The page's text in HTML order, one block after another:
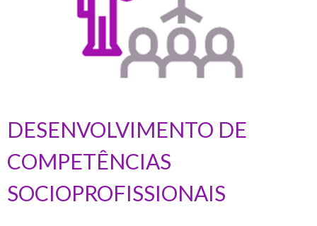
DESENVOLVIMENTO DE
COMPETÊNCIAS
SOCIOPROFISSIONAIS